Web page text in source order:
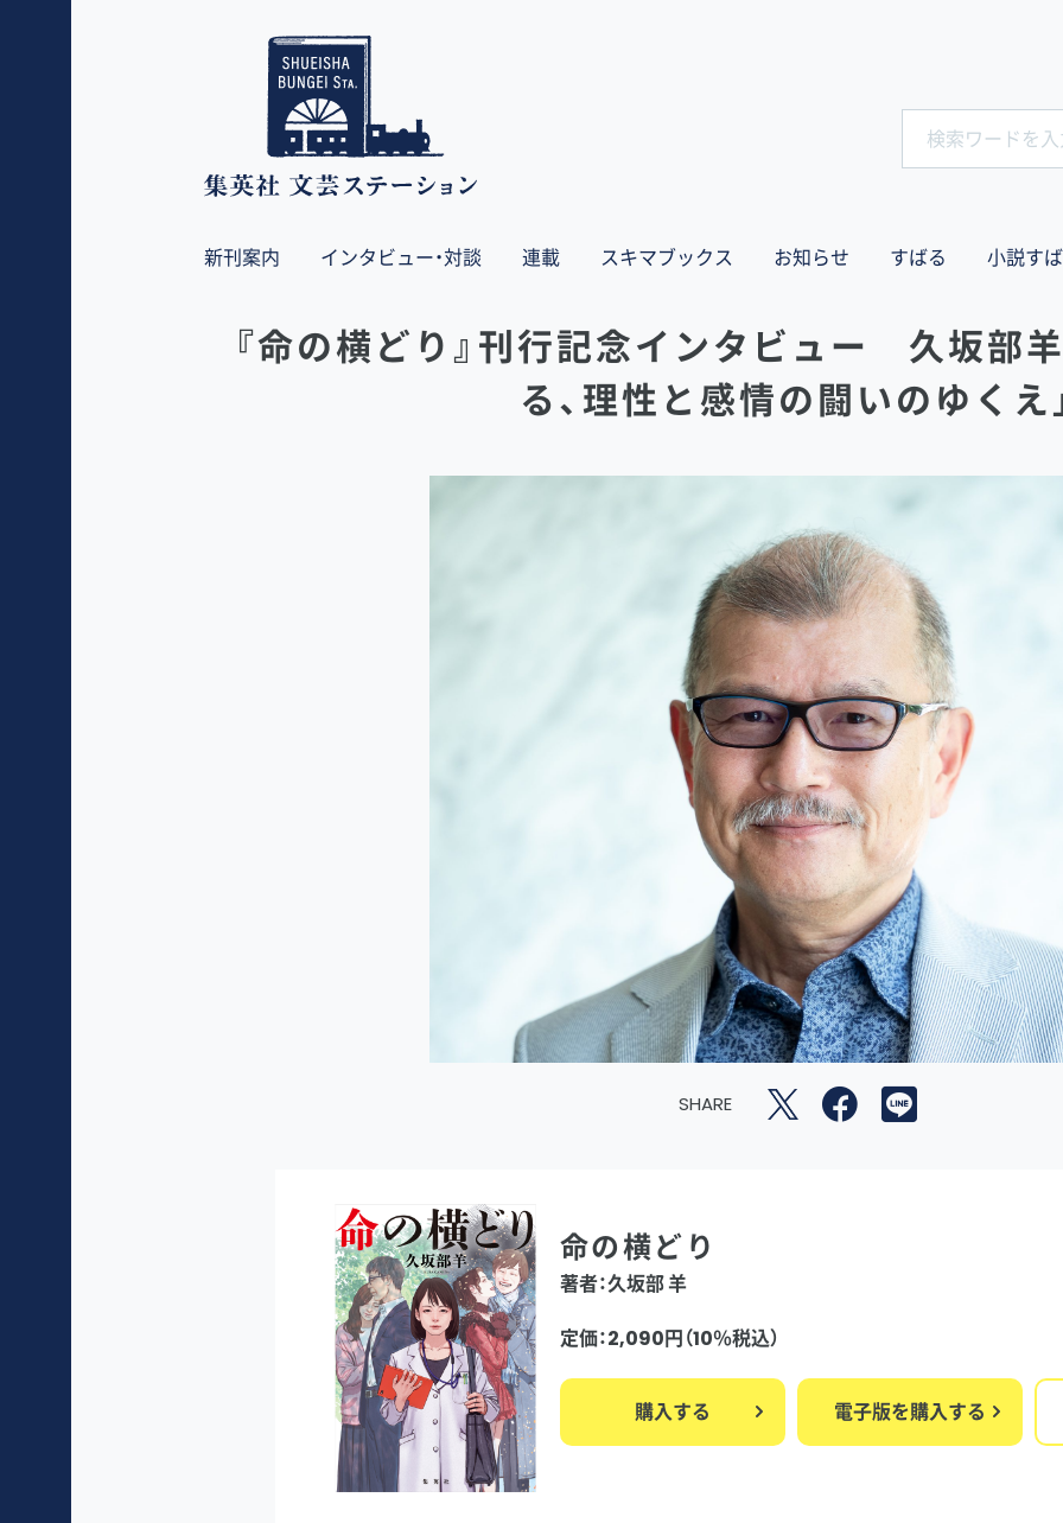
新刊案内 インタビュー・対談 連載 スキマブックス お知らせ すばる 小説す
『命の横どり』刊行記念インタビュー 久坂部
る、理性と感情の闘いのゆくえ
SHARE
命の横どり
著者：久坂部 羊
定価：2,090円（10％税込）
購入する 電子版を購入する